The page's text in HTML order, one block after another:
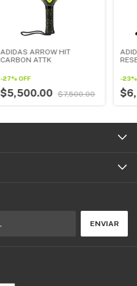
ADIDAS ARROW HIT
CARBON ATTK
-27%OFF
$5,500.00 $7,500.00
-23